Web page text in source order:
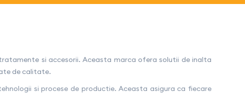
si accesorii. Aceasta marca ofera solutii de inalta
de calitate.
si procese de productie. Aceasta asigura ca fiecare